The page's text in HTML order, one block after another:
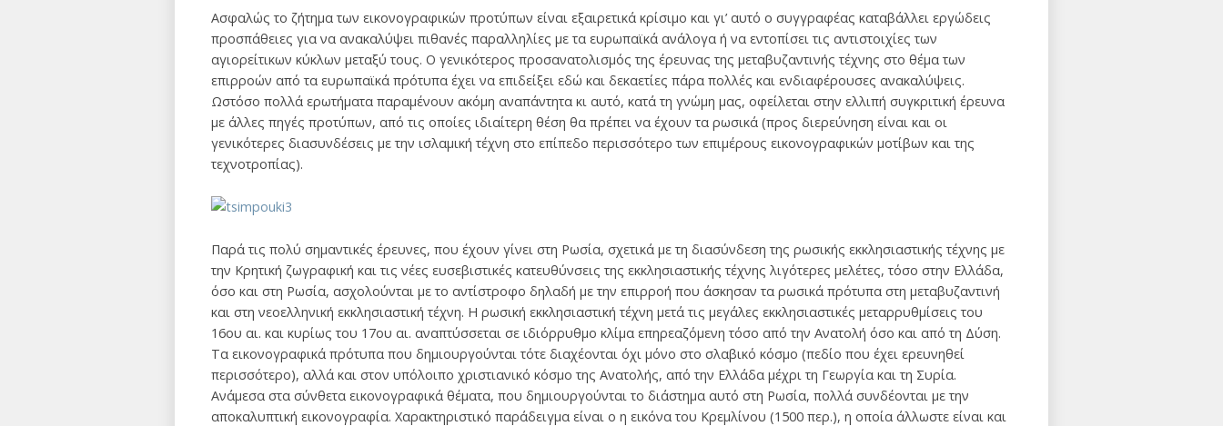
Ασφαλώς το ζήτημα των εικονογραφικών προτύπων είναι εξαιρετικά κρίσιμο και γι’ αυτό ο συγγραφέας καταβάλλει εργώδεις
προσπάθειες για να ανακαλύψει πιθανές παραλληλίες με τα ευρωπαϊκά ανάλογα ή να εντοπίσει τις αντιστοιχίες των
αγιορείτικων κύκλων μεταξύ τους. Ο γενικότερος προσανατολισμός της έρευνας της μεταβυζαντινής τέχνης στο θέμα των
επιρροών από τα ευρωπαϊκά πρότυπα έχει να επιδείξει εδώ και δεκαετίες πάρα πολλές και ενδιαφέρουσες ανακαλύψεις.
Ωστόσο πολλά ερωτήματα παραμένουν ακόμη αναπάντητα κι αυτό, κατά τη γνώμη μας, οφείλεται στην ελλιπή συγκριτική έρευνα
με άλλες πηγές προτύπων, από τις οποίες ιδιαίτερη θέση θα πρέπει να έχουν τα ρωσικά (προς διερεύνηση είναι και οι
γενικότερες διασυνδέσεις με την ισλαμική τέχνη στο επίπεδο περισσότερο των επιμέρους εικονογραφικών μοτίβων και της
τεχνοτροπίας).
Παρά τις πολύ σημαντικές έρευνες, που έχουν γίνει στη Ρωσία, σχετικά με τη διασύνδεση της ρωσικής εκκλησιαστικής τέχνης με
την Κρητική ζωγραφική και τις νέες ευσεβιστικές κατευθύνσεις της εκκλησιαστικής τέχνης λιγότερες μελέτες, τόσο στην Ελλάδα,
όσο και στη Ρωσία, ασχολούνται με το αντίστροφο δηλαδή με την επιρροή που άσκησαν τα ρωσικά πρότυπα στη μεταβυζαντινή
και στη νεοελληνική εκκλησιαστική τέχνη. Η ρωσική εκκλησιαστική τέχνη μετά τις μεγάλες εκκλησιαστικές μεταρρυθμίσεις του
16ου αι. και κυρίως του 17ου αι. αναπτύσσεται σε ιδιόρρυθμο κλίμα επηρεαζόμενη τόσο από την Ανατολή όσο και από τη Δύση.
Τα εικονογραφικά πρότυπα που δημιουργούνται τότε διαχέονται όχι μόνο στο σλαβικό κόσμο (πεδίο που έχει ερευνηθεί
περισσότερο), αλλά και στον υπόλοιπο χριστιανικό κόσμο της Ανατολής, από την Ελλάδα μέχρι τη Γεωργία και τη Συρία.
Ανάμεσα στα σύνθετα εικονογραφικά θέματα, που δημιουργούνται το διάστημα αυτό στη Ρωσία, πολλά συνδέονται με την
αποκαλυπτική εικονογραφία. Χαρακτηριστικό παράδειγμα είναι ο η εικόνα του Κρεμλίνου (1500 περ.), η οποία άλλωστε είναι και